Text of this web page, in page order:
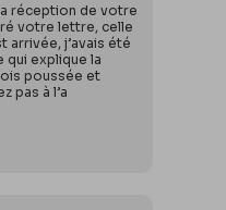
réception de votre
votre lettre, celle
arrivée, j’avais été
qui explique la
poussée et
pas à l’a